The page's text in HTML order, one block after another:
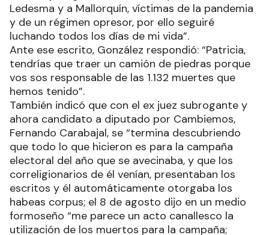
Ledesma y a Mallorquín, víctimas de la pandemia
y de un régimen opresor, por ello seguiré
luchando todos los días de mi vida”.
Ante ese escrito, González respondió: “Patricia,
tendrías que traer un camión de piedras porque
vos sos responsable de las 1.132 muertes que
hemos tenido”.
También indicó que con el ex juez subrogante y
ahora candidato a diputado por Cambiemos,
Fernando Carabajal, se “termina descubriendo
que todo lo que hicieron es para la campaña
electoral del año que se avecinaba, y que los
correligionarios de él venían, presentaban los
escritos y él automáticamente otorgaba los
habeas corpus; el 8 de agosto dijo en un medio
formoseño “me parece un acto canallesco la
utilización de los muertos para la campaña;